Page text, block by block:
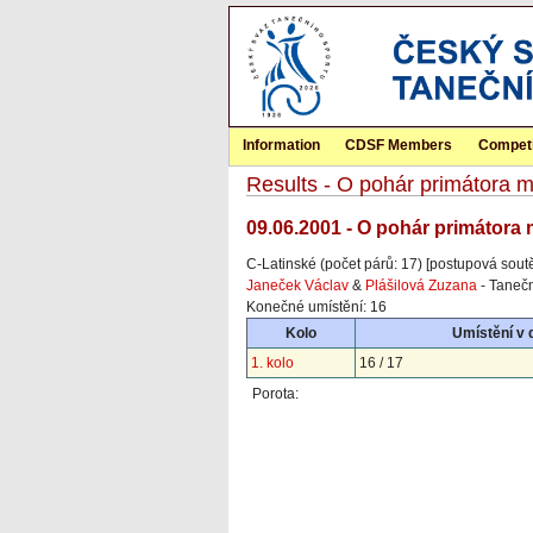
Information CDSF Members
Results - O pohár primátora
09.06.2001 - O pohár primátora
C-Latinské (počet párů: 17) [postupová
Janeček Václav & Plášilová Zuzana -
Konečné umístění: 16
Kolo
Umístění v
1. kolo
16 / 17
Porota: